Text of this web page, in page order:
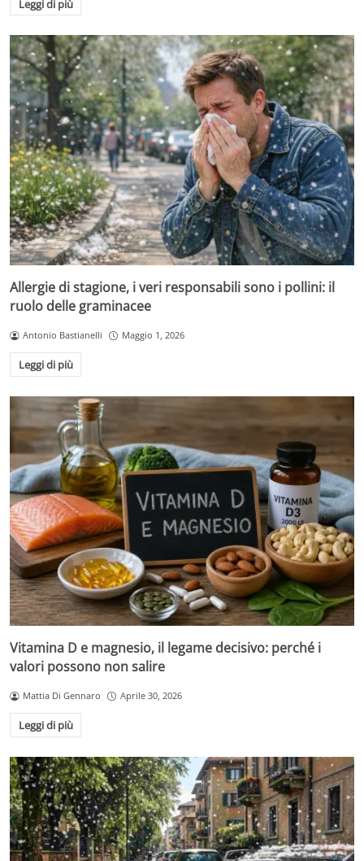
Leggi di più
Allergie di stagione, i veri responsabili sono i pollini: il
ruolo delle graminacee
Antonio Bastianelli Maggio 1, 2026
Leggi di più
Vitamina D e magnesio, il legame decisivo: perché i
valori possono non salire
Mattia Di Gennaro Aprile 30, 2026
Leggi di più